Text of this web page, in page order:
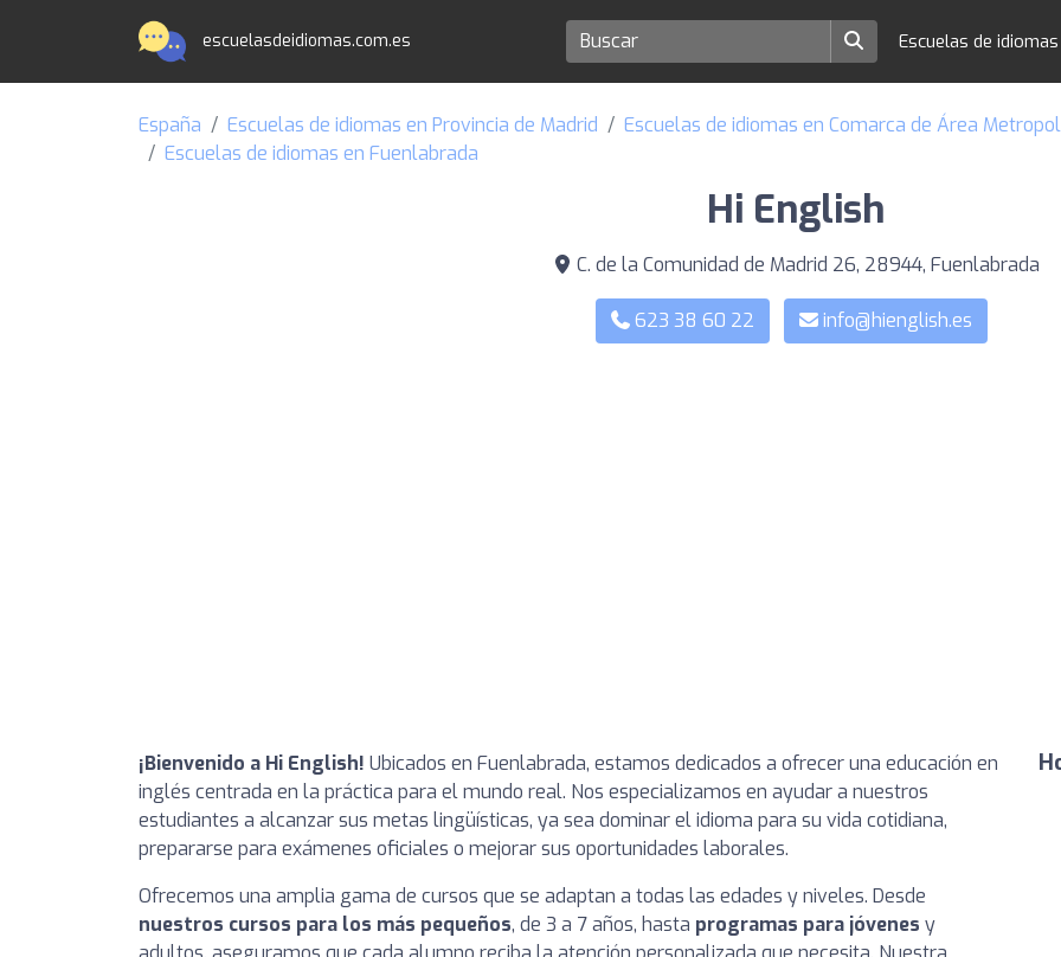
escuelasdeidiomas.com.es Escuelas de
España Escuelas de idiomas en Provincia de Madrid
Escuelas de idiomas en Comarca de Área
Escuelas de idiomas en Fuenlabrada
Hi English
C. de la Comunidad de Madrid 26, 28944, Fuenlabrada
623 38 60 22 info@hienglish.es
¡Bienvenido a Hi English! Ubicados en Fuenlabrada, estamos dedicados a ofrecer una educación en
inglés centrada en la práctica para el mundo real. Nos especializamos en ayudar a nuestros
estudiantes a alcanzar sus metas lingüísticas, ya sea dominar el idioma para su vida cotidiana,
prepararse para exámenes oficiales o mejorar sus oportunidades laborales.
Ofrecemos una amplia gama de cursos que se adaptan a todas las edades y niveles. Desde
nuestros cursos para los más pequeños, de 3 a 7 años, hasta programas para jóvenes y